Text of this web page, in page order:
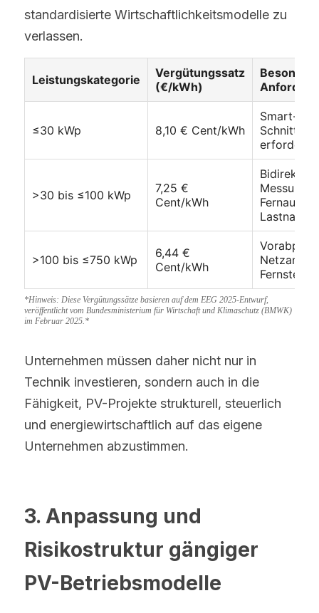
standardisierte Wirtschaftlichkeitsmodelle zu
verlassen.
Unternehmen müssen daher nicht nur in
Technik investieren, sondern auch in die
Fähigkeit, PV-Projekte strukturell, steuerlich
und energiewirtschaftlich auf das eigene
Unternehmen abzustimmen.
3. Anpassung und
Risikostruktur gängiger
PV-Betriebsmodelle